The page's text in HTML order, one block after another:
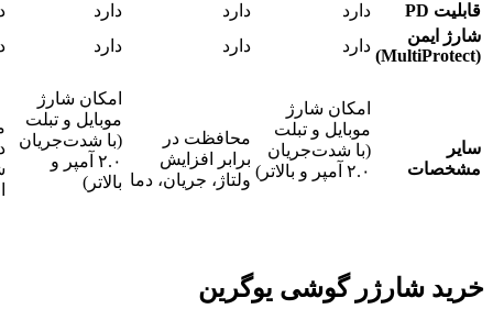
قابلیت PD دارد دارد دارد
شارژ ایمن
(
MultiProtect
)
دارد دارد دارد
سایر
مشخصات
امکان شارژ
موبایل و تبلت
(با شدت‌جریان
۲.۰ آمپر و بالاتر)
محافظت در
برابر افزایش
ولتاژ، جریان، دما
امکان شارژ
موبایل و تبلت
(با شدت‌جریان
۲.۰ آمپر و
بالاتر)
خرید شارژر گوشی یوگرین